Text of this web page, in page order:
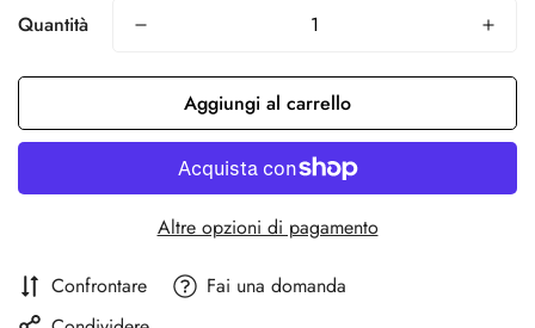
Quantità
Aggiungi al carrello
Altre opzioni di pagamento
Confrontare
Fai una domanda
Confirm your age
Are you 18 years old or older?
No, I'm not Yes, I am